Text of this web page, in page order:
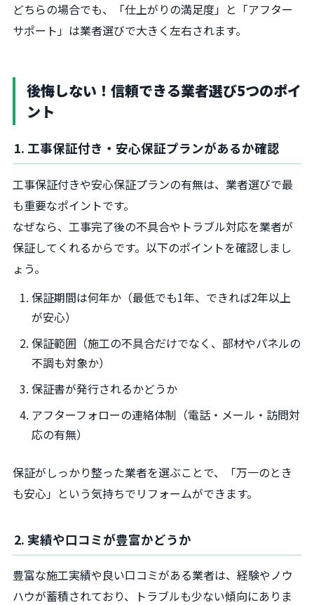
どちらの場合でも、「仕上がりの満足度」と「アフター
サポート」は業者選びで大きく左右されます。
後悔しない！信頼できる業者選び5つのポイ
ント
1. 工事保証付き・安心保証プランがあるか確認
工事保証付きや安心保証プランの有無は、業者選びで最
も重要なポイントです。
なぜなら、工事完了後の不具合やトラブル対応を業者が
保証してくれるからです。以下のポイントを確認しまし
ょう。
保証期間は何年か（最低でも1年、できれば2年以上
が安心）
保証範囲（施工の不具合だけでなく、部材やパネルの
不調も対象か）
保証書が発行されるかどうか
アフターフォローの連絡体制（電話・メール・訪問対
応の有無）
保証がしっかり整った業者を選ぶことで、「万一のとき
も安心」という気持ちでリフォームができます。
2. 実績や口コミが豊富かどうか
豊富な施工実績や良い口コミがある業者は、経験やノウ
ハウが蓄積されており、トラブルも少ない傾向にありま